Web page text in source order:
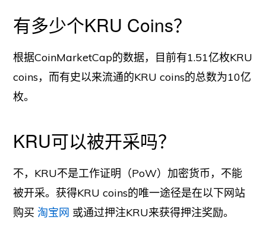
有多少个KRU Coins？
根据CoinMarketCap的数据，目前有1.51亿枚KRU
coins，而有史以来流通的KRU coins的总数为10亿
枚。
KRU可以被开采吗？
不，KRU不是工作证明（PoW）加密货币，不能
被开采。获得KRU coins的唯一途径是在以下网站
购买 淘宝网 或通过押注KRU来获得押注奖励。